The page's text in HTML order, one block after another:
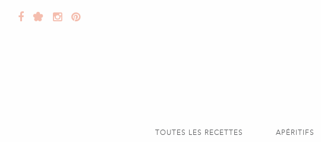
TOUTES LES RECETTES APÉRITIFS